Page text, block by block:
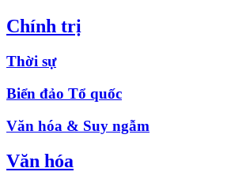
Chính trị
Thời sự
Biển đảo Tổ quốc
Văn hóa & Suy ngẫm
Văn hóa